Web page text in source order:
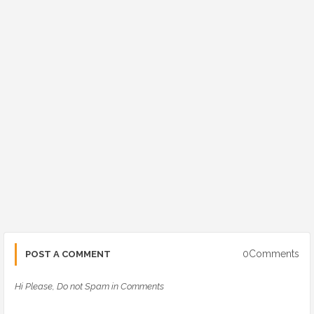
POST A COMMENT 0Comments
Hi Please, Do not Spam in Comments